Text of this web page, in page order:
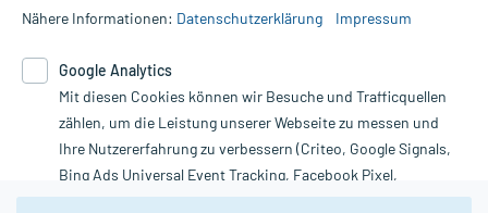
die Untersuchung und Behandlung durch einen Arzt. Bitte
Therapien eingeleitet werden können. | Diese Webseite benutzt
Google Analytics. Lesen Sie bitte dazu die wichtigen Hinweise in
unserer Datenschutzerklärung. Für den Widerruf einer Bestellung
nutzen Sie das Formular:
Vertrag widerrufen
Nähere Informationen: Datenschutzerklärung Impressum
Google Analytics
Mit diesen Cookies können wir Besuche und Trafficquellen
zählen, um die Leistung unserer Webseite zu messen und
Ihre Nutzererfahrung zu verbessern (Criteo, Google Signals,
Bing Ads Universal Event Tracking, Facebook Pixel,
Youtube-Social Plugin).